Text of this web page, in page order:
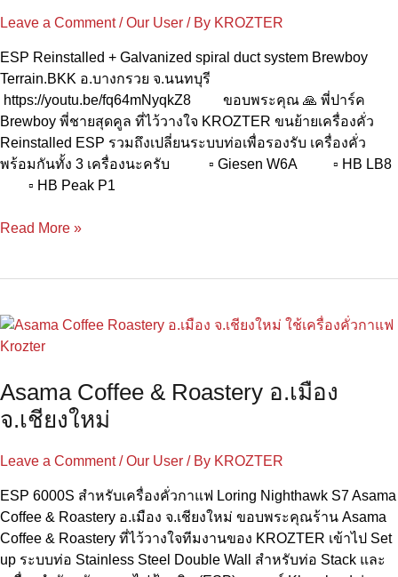
Leave a Comment /Our User / By KROZTER
ESP Reinstalled + Galvanized spiral duct system Brewboy
Terrain.BKK อ.บางกรวย จ.นนทบุรี
https://youtu.be/fq64mNyqkZ8 ขอบพระคุณ 🙏 พี่ปาร์ค
Brewboy พี่ชายสุดคูล ที่ไว้วางใจ KROZTER ขนย้ายเครื่องคั่ว
Reinstalled ESP รวมถึงเปลี่ยนระบบท่อเพื่อรองรับ เครื่องคั่ว
พร้อมกันทั้ง 3 เครื่องนะครับ ▫️ Giesen W6A ▫️ HB LB8
▫️ HB Peak P1
Read More »
Asama Coffee & Roastery อ.เมือง
จ.เชียงใหม่
Leave a Comment /Our User / By KROZTER
ESP 6000S สำหรับเครื่องคั่วกาแฟ Loring Nighthawk S7 Asama
Coffee & Roastery อ.เมือง จ.เชียงใหม่ ขอบพระคุณร้าน Asama
Coffee & Roastery ที่ไว้วางใจทีมงานของ KROZTER เข้าไป Set
up ระบบท่อ Stainless Steel Double Wall สำหรับท่อ Stack และ
Asama
Coffee
Roastery
อ.เมือง
จ.เชียงใหม่